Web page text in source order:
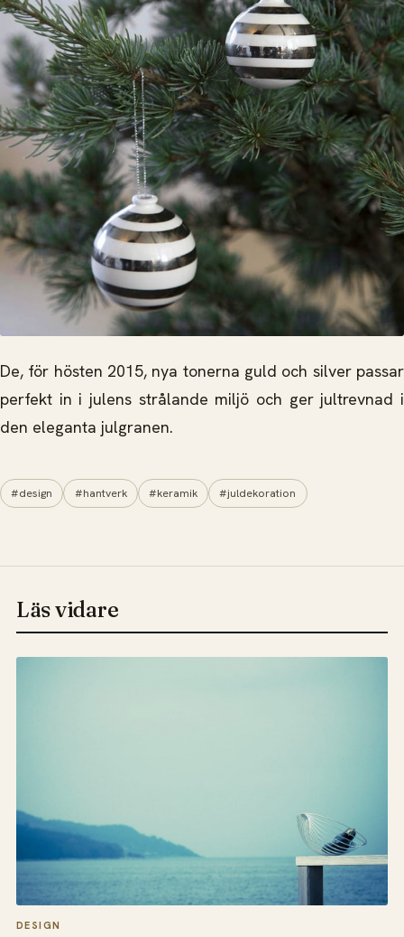
De, för hösten 2015, nya tonerna guld och silver passar
perfekt in i julens strålande miljö och ger jultrevnad i
den eleganta julgranen.
#design #hantverk #keramik #juldekoration
Läs vidare
DESIGN